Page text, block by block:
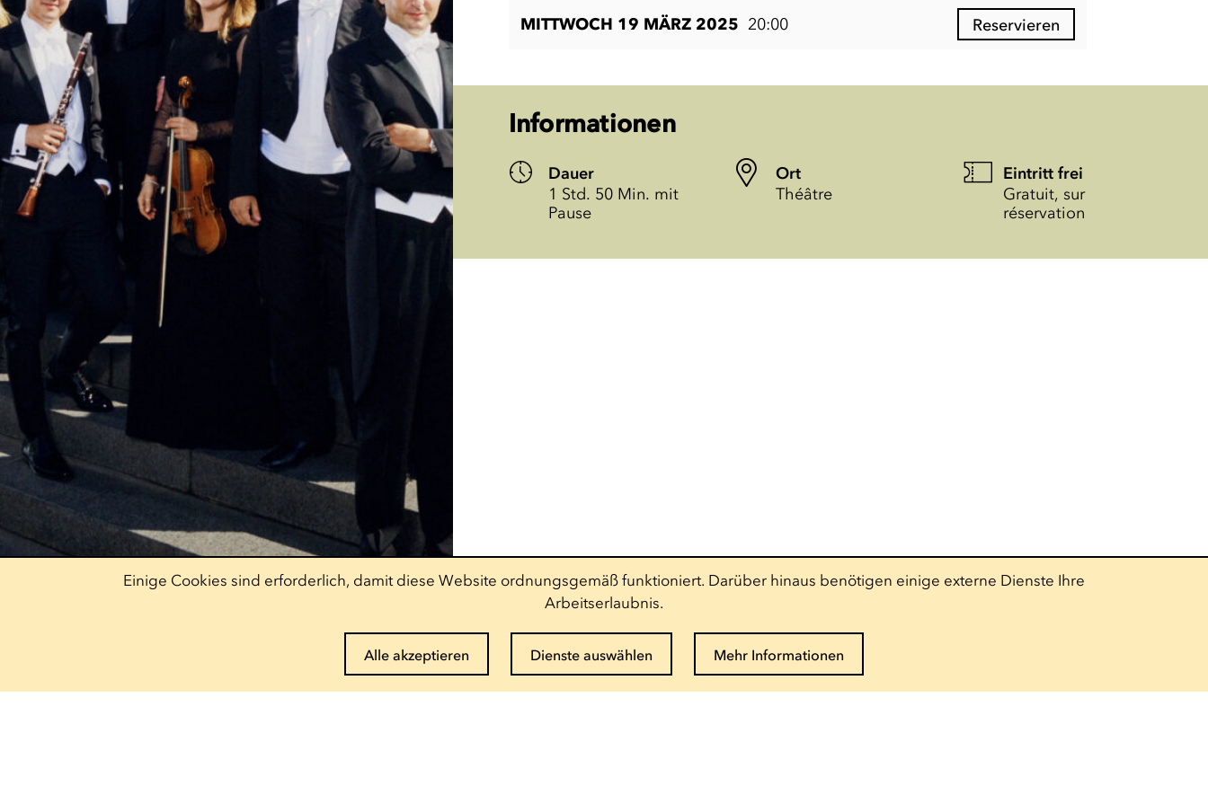
MITTWOCH 19 MÄRZ 2025 20:00 Reservieren
Informationen
Dauer
1 Std. 50 Min. mit
Pause
Ort
Théâtre
Eintritt frei
Gratuit, sur
réservation
Einige Cookies sind erforderlich, damit diese Website ordnungsgemäß funktioniert. Darüber hinaus benötigen einige externe Dienste Ihre
Arbeitserlaubnis.
Alle akzeptieren Dienste auswählen Mehr Informationen